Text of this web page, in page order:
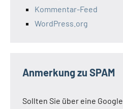
Kommentar-Feed
WordPress.org
Anmerkung zu SPAM
Sollten Sie über eine